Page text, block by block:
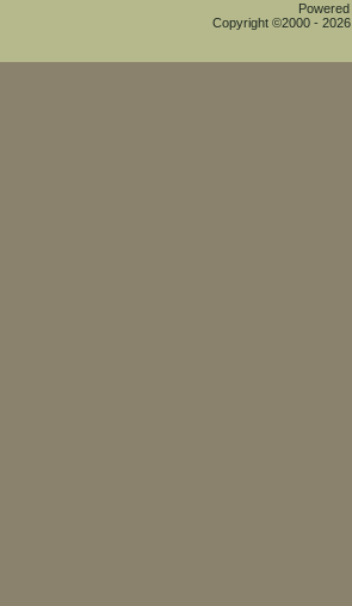
Copyright ©2000 -